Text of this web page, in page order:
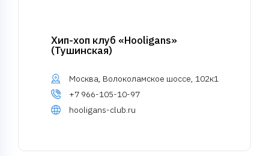
Хип-хоп клуб «Hooligans»
(Тушинская)
Москва, Волоколамское шоссе, 102к1
+7 966-105-10-97
hooligans-club.ru